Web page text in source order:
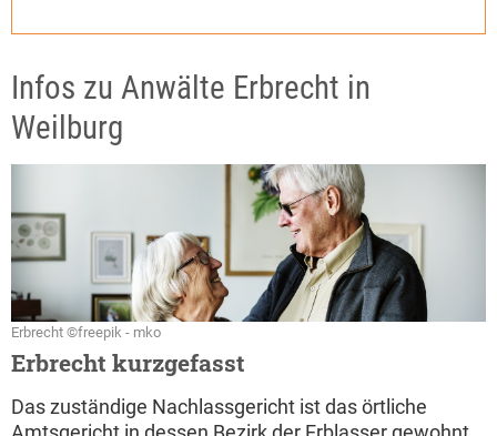
Infos zu Anwälte Erbrecht in
Weilburg
Erbrecht ©freepik - mko
Erbrecht kurzgefasst
Das zuständige Nachlassgericht ist das örtliche